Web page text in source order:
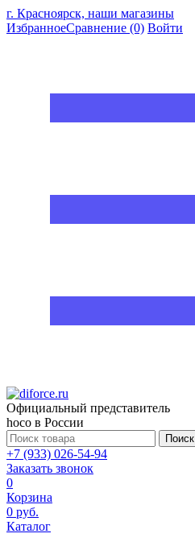
г. Красноярск, наши магазины
ИзбранноеСравнение (0) Войти
Официальный представитель
hoco в России
Поиск
+7 (933) 026-54-94
Заказать звонок
0
Корзина
0 руб.
Каталог